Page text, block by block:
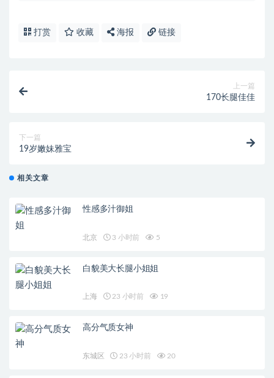
打赏 收藏 海报 链接
上一篇
170长腿佳佳
下一篇
19岁嫩妹雅宝
相关文章
性感多汁御姐
北京 3 小时前 5
白貌美大长腿小姐姐
上海 23 小时前 19
高分气质女神
东城区 23 小时前 20